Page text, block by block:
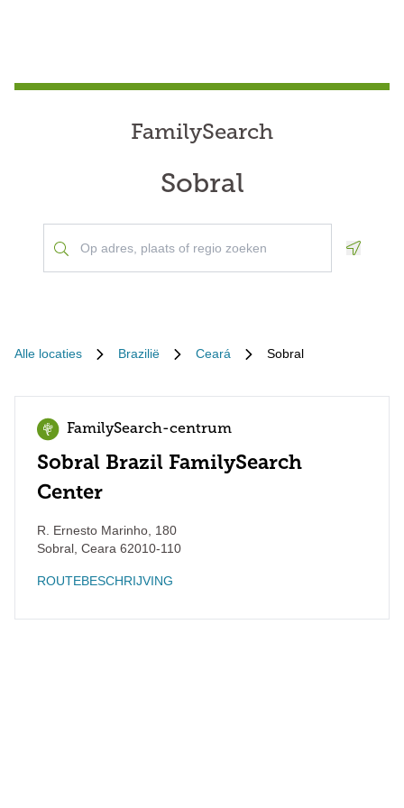
FamilySearch
Sobral
Alle locaties Brazilië Ceará Sobral
FamilySearch-centrum
Sobral Brazil FamilySearch
Center
R. Ernesto Marinho, 180
Sobral Ceara 62010-110
ROUTEBESCHRIJVING